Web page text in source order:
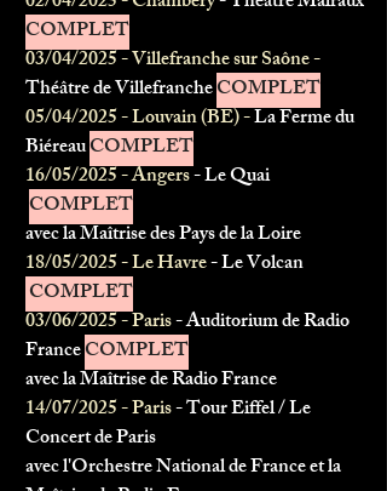
COMPLET
03/04/2025 - Villefranche sur Saône -
Théâtre de VillefrancheCOMPLET
05/04/2025 - Louvain (BE) -La Ferme du
BiéreauCOMPLET
16/05/2025 - Angers- Le Quai
COMPLET
avec la Maîtrise des Pays de la Loire
18/05/2025 - Le Havre- Le Volcan
COMPLET
03/06/2025 - Paris- Auditorium de Radio
FranceCOMPLET
avec la Maîtrise de Radio France
14/07/2025 - Paris- Tour Eiffel / Le
Concert de Paris
avec l'Orchestre National de France et la